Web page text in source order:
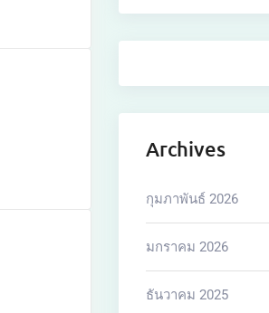
Archives
กุมภาพันธ์ 2026
มกราคม 2026
ธันวาคม 2025